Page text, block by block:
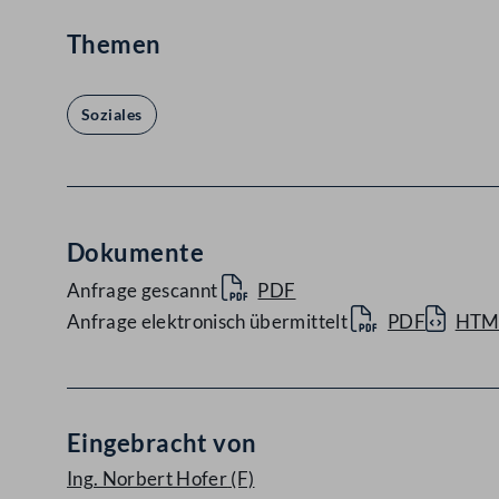
Themen
Soziales
Dokumente
Anfrage gescannt
PDF
Anfrage elektronisch übermittelt
PDF
Eingebracht von
Ing. Norbert Hofer(F)